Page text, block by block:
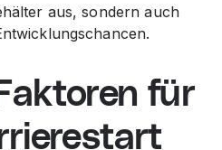
aus, sondern auch
für